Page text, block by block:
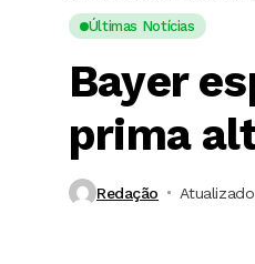
Últimas Notícias
Bayer
prima
Redação Atualizado